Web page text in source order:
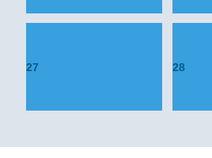
27 28